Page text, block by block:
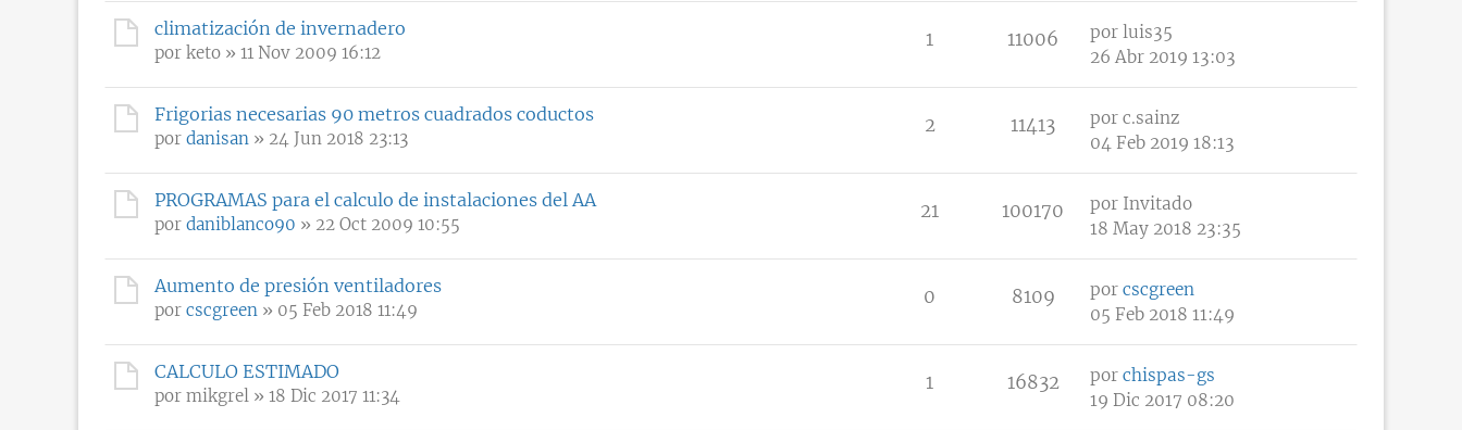
climatización de invernadero
por keto » 11 Nov 2009 16:12
1 11006 por luis35
26 Abr 2019 13:03
Frigorias necesarias 90 metros cuadrados coductos
por danisan » 24 Jun 2018 23:13
2 11413 por c.sainz
04 Feb 2019 18:13
PROGRAMAS para el calculo de instalaciones del AA
por daniblanco90 » 22 Oct 2009 10:55
21 100170 por Invitado
18 May 2018 23:35
Aumento de presión ventiladores
por cscgreen » 05 Feb 2018 11:49
0 8109 por cscgreen
05 Feb 2018 11:49
CALCULO ESTIMADO
por mikgrel » 18 Dic 2017 11:34
1 16832 por chispas-gs
19 Dic 2017 08:20